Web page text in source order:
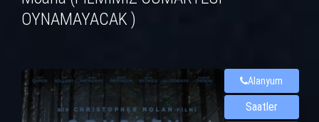
OYNAMAYACAK )
Alanyum
Saatler